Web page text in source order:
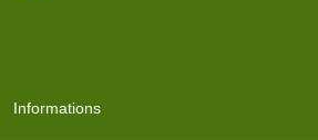
Informations